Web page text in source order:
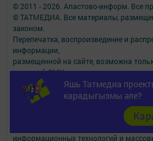
Яшь Татмедиа
карадыгызмы әле?
© 2011 - 2026. Апастово-информ. Все
© ТАТМЕДИА. Все материалы,
законом.
Перепечатка, воспроизведение и
информации,
размещенной на сайте, возможна
редакций СМИ.
При поддержке Республиканского
коммуникациям.
Наименование СМИ: Апастово-информ
СМИ зарегистрировано Федеральной
информационных технологий и